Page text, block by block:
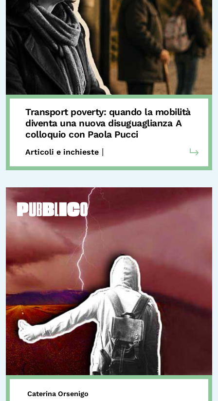
Transport poverty: quando la mobilità
diventa una nuova disuguaglianza A
colloquio con Paola Pucci
Articoli e inchieste |
Caterina Orsenigo